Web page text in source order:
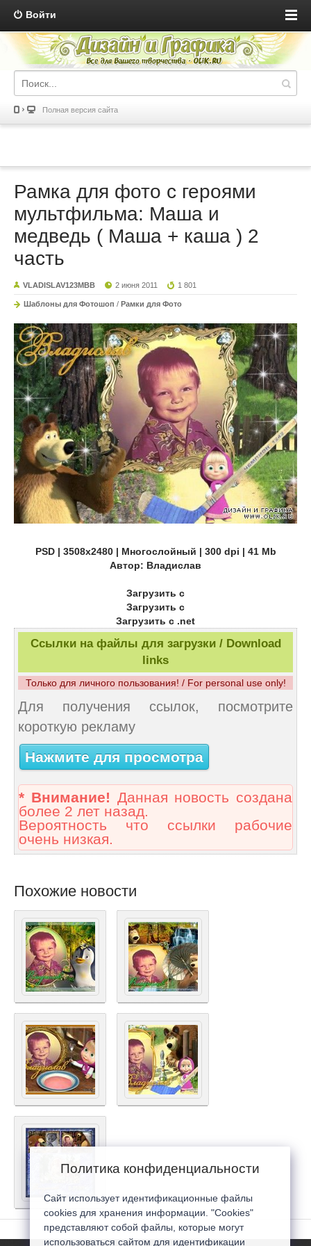
Войти
Полная версия сайта
Рамка для фото с героями
мультфильма: Маша и
медведь ( Маша + каша ) 2
часть
VLADISLAV123MBB 2 июня 2011 1 801
Шаблоны для Фотошоп / Рамки для Фото
PSD | 3508х2480 | Многослойный | 300 dpi | 41 Mb
Автор: Владислав
Загрузить с
Загрузить с
Загрузить с .net
Ссылки на файлы для загрузки / Download
links
Только для личного пользования! / For personal use only!
Для получения ссылок, посмотрите
короткую рекламу
Нажмите для просмотра
* Внимание! Данная новость создана
более 2 лет назад.
Вероятность что ссылки рабочие
очень низкая.
Похожие новости
Политика конфиденциальности
Сайт использует идентификационные файлы
cookies для хранения информации. "Cookies"
представляют собой файлы, которые могут
использоваться сайтом для идентификации